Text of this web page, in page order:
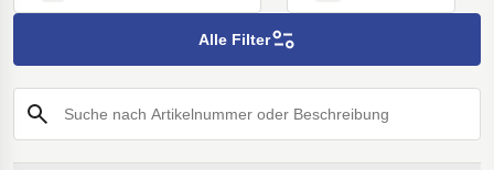
Alle Filter
Suche nach Artikelnummer oder Beschreibung